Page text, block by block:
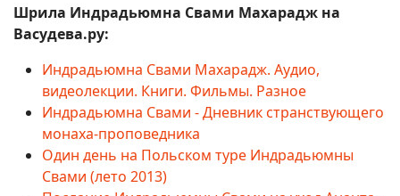
Шрила Индрадьюмна Свами Махарадж на
Васудева.ру:
Индрадьюмна Свами Махарадж. Аудио,
видеолекции. Книги. Фильмы. Разное
Индрадьюмна Свами - Дневник странствующего
монаха-проповедника
Один день на Польском туре Индрадьюмны
Свами (лето 2013)